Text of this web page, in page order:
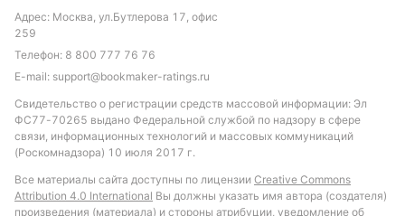
встреч. Такой подход позволит сделать ставку с
хорошим соотношением риска и потенциальной
прибыли.
Автор
Дмитрий Разумец
Адрес: Москва, ул.Бутлерова 17, офис
259
Телефон: 8 800 777 76 76
E-mail: support@bookmaker-ratings.ru
Свидетельство о регистрации средств массовой информации: Эл
ФС77-70265 выдано Федеральной службой по надзору в сфере
связи, информационных технологий и массовых коммуникаций
(Роскомнадзора) 10 июля 2017 г.
Все материалы сайта доступны по лицензии Creative Commons
Attribution 4.0 International Вы должны указать имя автора (создателя)
произведения (материала) и стороны атрибуции, уведомление об